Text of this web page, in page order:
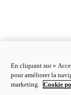
En cliquant sur «
pour améliorer la
marketing.
Cookie